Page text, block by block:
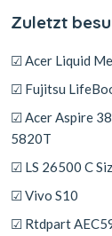
Zuletzt
☑ Acer Liquid
☑ Fujitsu
☑ Acer Aspire
5820T
☑ LS 26500 C
☑ Vivo S10
☑ Rtdpart